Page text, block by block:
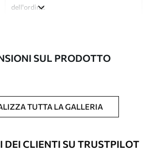
dell'ordine.
L'immagine viene stampata nel formato
desiderato e tagliata in strisce identiche
È possibile aggiungere un rivestimento
SUL PRODOTTO
TUTTA LA GALLERIA
DEI CLIENTI SU TRUSTPILOT